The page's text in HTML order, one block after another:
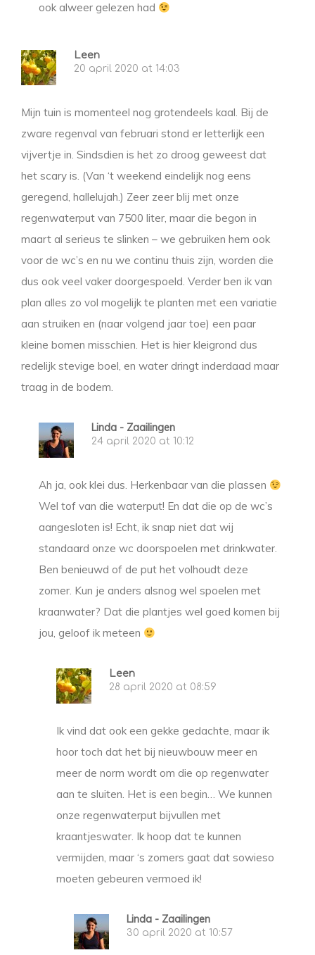
ook alweer gelezen had
Leen
20 april 2020 at 14:03
Mijn tuin is momenteel nog grotendeels kaal. Bij de
zware regenval van februari stond er letterlijk een
vijvertje in. Sindsdien is het zo droog geweest dat
het scary is. (Van ‘t weekend eindelijk nog eens
geregend, hallelujah.) Zeer zeer blij met onze
regenwaterput van 7500 liter, maar die begon in
maart al serieus te slinken – we gebruiken hem ook
voor de wc’s en nu we continu thuis zijn, worden die
dus ook veel vaker doorgespoeld. Verder ben ik van
plan alles zo vol mogelijk te planten met een variatie
aan struiken en (naar volgend jaar toe) een paar
kleine bomen misschien. Het is hier kleigrond dus
redelijk stevige boel, en water dringt inderdaad maar
traag in de bodem.
Linda - Zaailingen
24 april 2020 at 10:12
Ah ja, ook klei dus. Herkenbaar van die plassen
Wel tof van die waterput! En dat die op de wc’s
aangesloten is! Echt, ik snap niet dat wij
standaard onze wc doorspoelen met drinkwater.
Ben benieuwd of de put het volhoudt deze
zomer. Kun je anders alsnog wel spoelen met
kraanwater? Dat die plantjes wel goed komen bij
jou, geloof ik meteen
Leen
28 april 2020 at 08:59
Ik vind dat ook een gekke gedachte, maar ik
hoor toch dat het bij nieuwbouw meer en
meer de norm wordt om die op regenwater
aan te sluiten. Het is een begin… We kunnen
onze regenwaterput bijvullen met
kraantjeswater. Ik hoop dat te kunnen
vermijden, maar ‘s zomers gaat dat sowieso
moeten gebeuren vermoed ik!
Linda - Zaailingen
30 april 2020 at 10:57